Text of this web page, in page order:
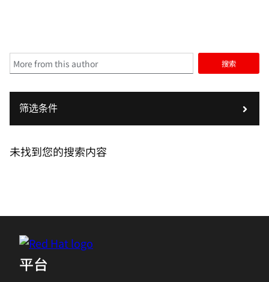
搜索
筛选条件
未找到您的搜索内容
平台